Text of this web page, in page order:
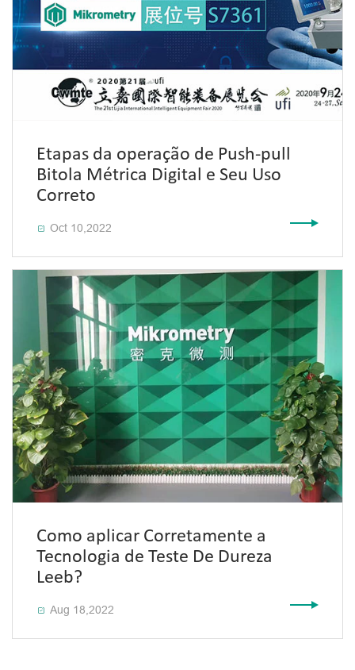
Etapas da operação de Push-pull
Bitola Métrica Digital e Seu Uso
Correto
 Oct 10,2022
Como aplicar Corretamente a
Tecnologia de Teste De Dureza
Leeb?
 Aug 18,2022